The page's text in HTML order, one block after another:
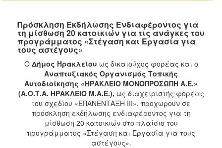
ΠΟΛΙΤΙΣΜΟΣ
ΑΝΘΕΚΤΙΚΗ
Πρόσκληση Εκδήλωσης Ενδιαφέροντος για
τη μίσθωση 20 κατοικιών για τις ανάγκες του
προγράμματος «Στέγαση και Εργασία για
τους αστέγους»
Ο Δήμος Ηρακλείου ως δικαιούχος φορέας και ο
Αναπτυξιακός Οργανισμός Τοπικής
Αυτοδιοίκησης «ΗΡΑΚΛΕΙΟ ΜΟΝΟΠΡΟΣΩΠΗ Α.Ε.»
(Α.Ο.Τ.Α. ΗΡΑΚΛΕΙΟ Μ.Α.Ε.), ως διαχειριστής φορέας
του σχεδίου «ΕΠΑΝΕΝΤΑΞΗ ΙΙΙ», προχωρούν σε
πρόσκληση εκδήλωσης ενδιαφέροντος για τη
μίσθωση 20 κατοικιών στο πλαίσιο του
προγράμματος «Στέγαση και Εργασία για τους
αστέγους».